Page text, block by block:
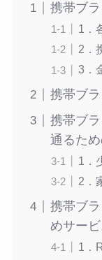
携帯ブ
1．
2．
3．
携帯ブ
携帯ブ
通るた
1．
2．
携帯ブ
めサー
1．